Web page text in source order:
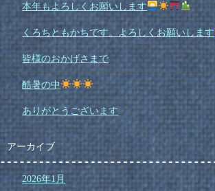
本年もよろしくお願いします
くろちともかちです。よろしくお願いします
皆様のおかげさまで
酷暑の中
ありがとうございます
アーカイブ
2026年1月